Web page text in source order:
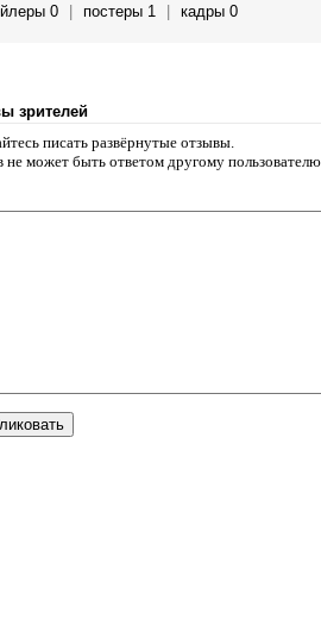
0 | постеры 1 | кадры 0
зрителей
писать развёрнутые отзывы.
не может быть ответом другому